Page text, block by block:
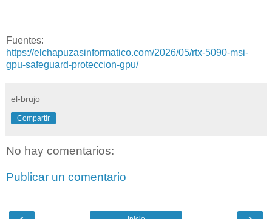
Fuentes:
https://elchapuzasinformatico.com/2026/05/rtx-5090-msi-
gpu-safeguard-proteccion-gpu/
el-brujo
Compartir
No hay comentarios:
Publicar un comentario